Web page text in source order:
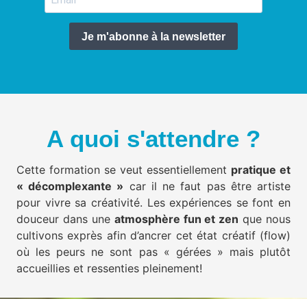
Je m'abonne à la newsletter
A quoi s'attendre ?
Cette formation se veut essentiellement pratique et
« décomplexante » car il ne faut pas être artiste
pour vivre sa créativité. Les expériences se font en
douceur dans une atmosphère fun et zen que nous
cultivons exprès afin d’ancrer cet état créatif (flow)
où les peurs ne sont pas « gérées » mais plutôt
accueillies et ressenties pleinement!